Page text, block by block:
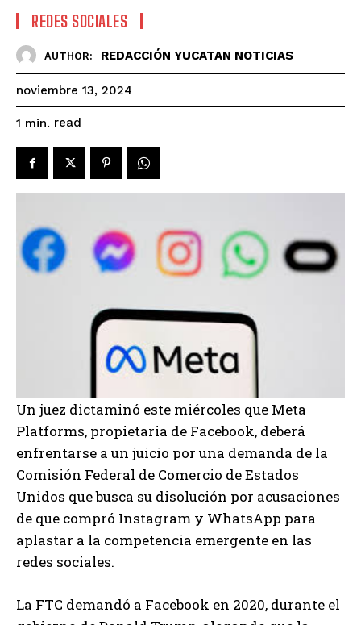
REDES SOCIALES
AUTHOR: REDACCIÓN YUCATAN NOTICIAS
noviembre 13, 2024
1 min. read
Un juez dictaminó este miércoles que Meta
Platforms, propietaria de Facebook, deberá
enfrentarse a un juicio por una demanda de la
Comisión Federal de Comercio de Estados
Unidos que busca su disolución por acusaciones
de que compró Instagram y WhatsApp para
aplastar a la competencia emergente en las
redes sociales.
La FTC demandó a Facebook en 2020, durante el